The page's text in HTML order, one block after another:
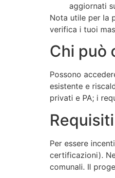
aggiornati
Nota utile per la
verifica i tuoi
Chi può
Possono
esistente e
privati e PA; i
Per essere
certificazioni).
comunali. Il